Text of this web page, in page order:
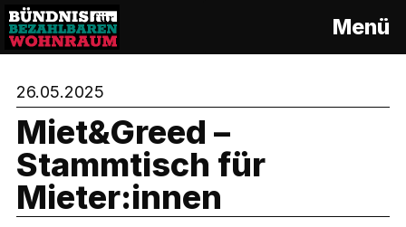
S
i
Menü
26.05.2025
Miet&Greed –
Stammtisch für
Mieter:innen